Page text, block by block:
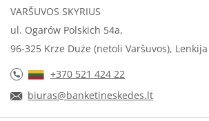
VARŠUVOS SKYRIUS
ul. Ogarów Polskich 54a,
96-325 Krze Duże (netoli Varšuvos), Lenkija
+370 521 424 22
biuras@banketineskedes.lt